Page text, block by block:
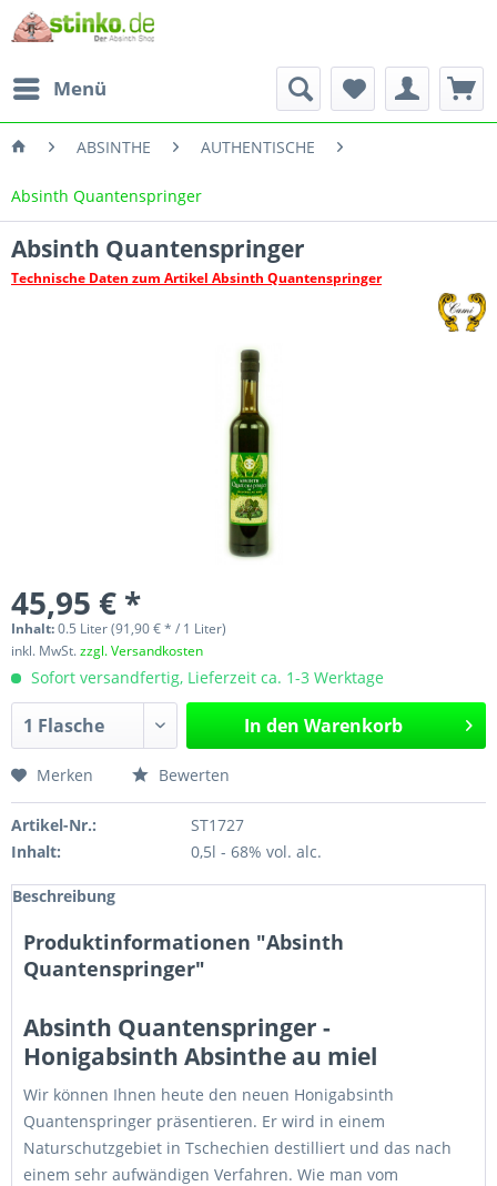
Menü
ABSINTHE AUTHENTISCHE
Absinth Quantenspringer
Absinth Quantenspringer
Technische Daten zum Artikel Absinth Quantenspringer
45,95 € *
Inhalt:0.5 Liter (91,90 € * / 1 Liter)
inkl. MwSt.zzgl. Versandkosten
Sofort versandfertig, Lieferzeit ca. 1-3 Werktage
In den Warenkorb
Merken Bewerten
Artikel-Nr.:
ST1727
Inhalt:
0,5l - 68% vol. alc.
Beschreibung
Produktinformationen "Absinth
Quantenspringer"
Absinth Quantenspringer -
Honigabsinth Absinthe au miel
Wir können Ihnen heute den neuen Honigabsinth
Quantenspringer präsentieren. Er wird in einem
Naturschutzgebiet in Tschechien destilliert und das nach
einem sehr aufwändigen Verfahren. Wie man vom